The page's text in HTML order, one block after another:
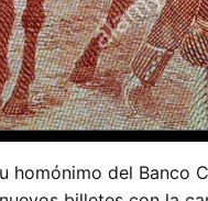
homónimo del Banco